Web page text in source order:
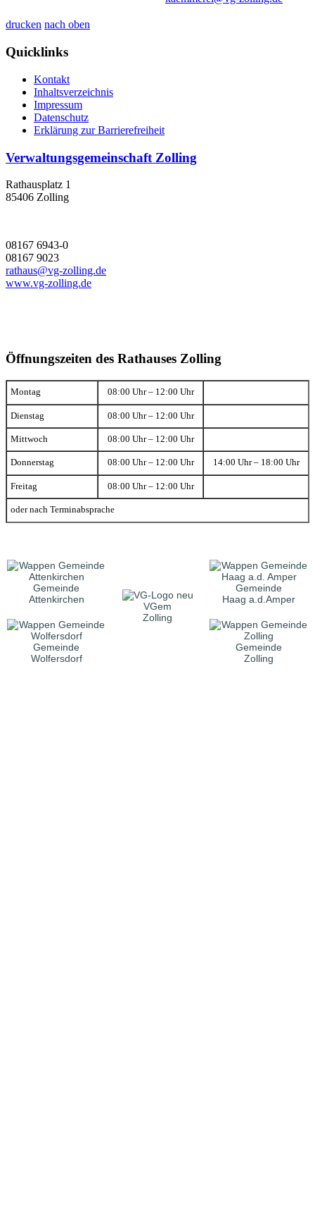
drucken nach oben
Quicklinks
Kontakt
Inhaltsverzeichnis
Impressum
Datenschutz
Erklärung zur Barrierefreiheit
Verwaltungsgemeinschaft Zolling
Rathausplatz 1
85406 Zolling
08167 6943-0
08167 9023
rathaus@vg-zolling.de
www.vg-zolling.de
Öffnungszeiten des Rathauses Zolling
Montag 08:00 Uhr – 12:00 Uhr
Dienstag 08:00 Uhr – 12:00 Uhr
Mittwoch 08:00 Uhr – 12:00 Uhr
Donnerstag 08:00 Uhr – 12:00 Uhr 14:00 Uhr – 18:00 Uhr
Freitag 08:00 Uhr – 12:00 Uhr
oder nach Terminabsprache
Gemeinde
Attenkirchen
VGem
Zolling
Gemeinde
Haag a.d.Amper
Gemeinde
Wolfersdorf
Gemeinde
Zolling